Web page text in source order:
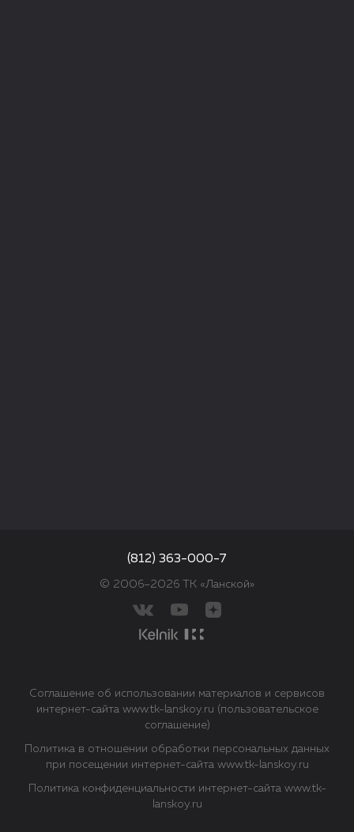
© 2006–2026 ТК «Ланской»
(812) 363-000-7
Политика в отношении обработки персональных данных
при посещении интернет-сайта www.tk-lanskoy.ru
Соглашение об использовании материалов и сервисов
интернет-сайта www.tk-lanskoy.ru (пользовательское
соглашение)
Политика конфиденциальности интернет-сайта www.tk-
lanskoy.ru